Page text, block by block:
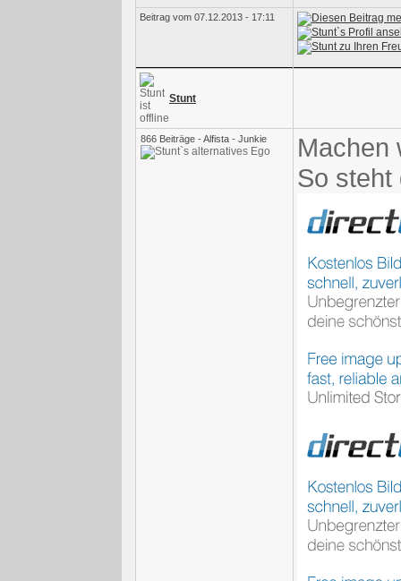
Beitrag vom 07.12.2013 - 17:11
Stunt
866 Beiträge - Alfista - Junkie
Machen
So steht